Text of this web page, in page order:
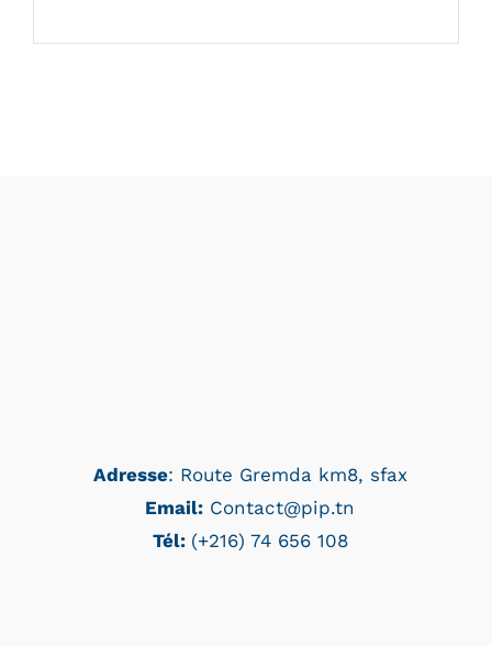
Adresse: Route Gremda km8, sfax
Email: Contact@pip.tn
Tél: (+216) 74 656 108